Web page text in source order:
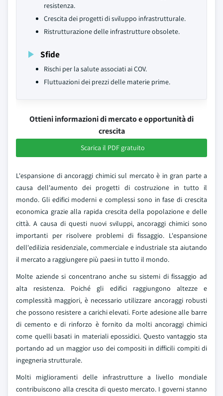
resistenza.
Crescita dei progetti di sviluppo infrastrutturale.
Ristrutturazione delle infrastrutture obsolete.
Sfide
Rischi per la salute associati ai COV.
Fluttuazioni dei prezzi delle materie prime.
Ottieni informazioni di mercato e opportunità di
crescita
Scarica il PDF gratuito
L'espansione di ancoraggi chimici sul mercato è in gran parte a
causa dell'aumento dei progetti di costruzione in tutto il
mondo. Gli edifici moderni e complessi sono in fase di crescita
economica grazie alla rapida crescita della popolazione e delle
città. A causa di questi nuovi sviluppi, ancoraggi chimici sono
importanti per risolvere problemi di fissaggio. L'espansione
dell'edilizia residenziale, commerciale e industriale sta aiutando
il mercato a raggiungere più paesi in tutto il mondo.
Molte aziende si concentrano anche su sistemi di fissaggio ad
alta resistenza. Poiché gli edifici raggiungono altezze e
complessità maggiori, è necessario utilizzare ancoraggi robusti
che possono resistere a carichi elevati. Forte adesione alle barre
di cemento e di rinforzo è fornito da molti ancoraggi chimici
come quelli basati in materiali epossidici. Questo vantaggio sta
portando ad un maggior uso dei compositi in difficili compiti di
ingegneria strutturale.
Molti miglioramenti delle infrastrutture a livello mondiale
contribuiscono alla crescita di questo mercato. I governi stanno